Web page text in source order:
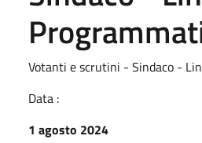
Votanti e scrutini - Sindaco -
Data :
1 agosto 2024